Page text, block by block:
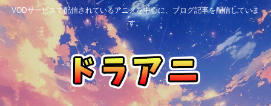
VODサービスで配信されているアニメを中心に、ブログ記事を配信していま
す。